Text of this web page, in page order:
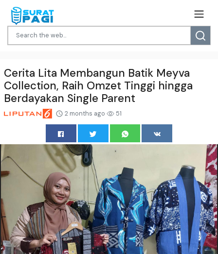
Cerita Lita Membangun Batik Meyva
Collection, Raih Omzet Tinggi hingga
Berdayakan Single Parent
2 months ago 51